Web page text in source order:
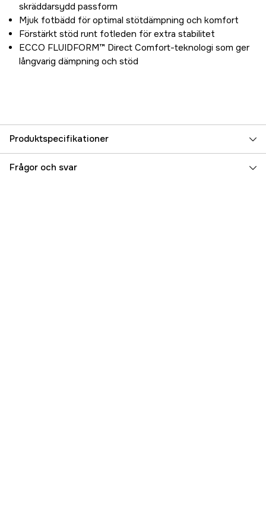
skräddarsydd passform
Mjuk fotbädd för optimal stötdämpning och komfort
Förstärkt stöd runt fotleden för extra stabilitet
ECCO FLUIDFORM™ Direct Comfort-teknologi som ger
långvarig dämpning och stöd
Produktspecifikationer
Aktivitet Promenad
Frågor och svar